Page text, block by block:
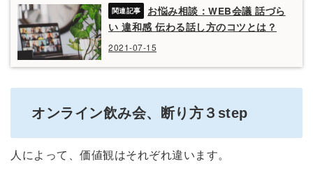
お悩み相談：WEB会議 話づら
い 違和感 伝わる話し方のコツとは？
2021-07-15
オンライン飲み会、断り方３step
人によって、価値観はそれぞれ違います。